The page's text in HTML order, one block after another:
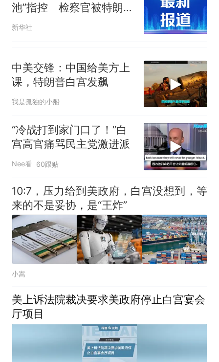
池”指控 检察官被特朗普
要求再想想
新华社
中美交锋：中国给美方上
课，特朗普白宫发飙
我是孤独的小船
“冷战打到家门口了！”白
宫高官痛骂民主党激进派
Nee看 60跟贴
10:7，压力给到美政府，白宫没想到，等
来的不是妥协，是“王炸”
小嵩
美上诉法院裁决要求美政府停止白宫宴会
厅项目